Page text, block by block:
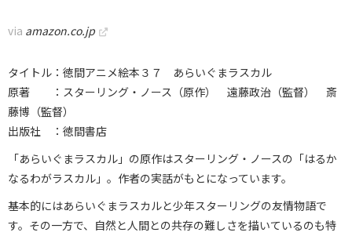
via amazon.co.jp
タイトル：徳間アニメ絵本３７ あらいぐまラスカル
原著 ：スターリング・ノース（原作） 遠藤政治（監督） 斎
藤博（監督）
出版社 ：徳間書店
「あらいぐまラスカル」の原作はスターリング・ノースの「はるか
なるわがラスカル」。作者の実話がもとになっています。
基本的にはあらいぐまラスカルと少年スターリングの友情物語で
す。その一方で、自然と人間との共存の難しさを描いているのも特